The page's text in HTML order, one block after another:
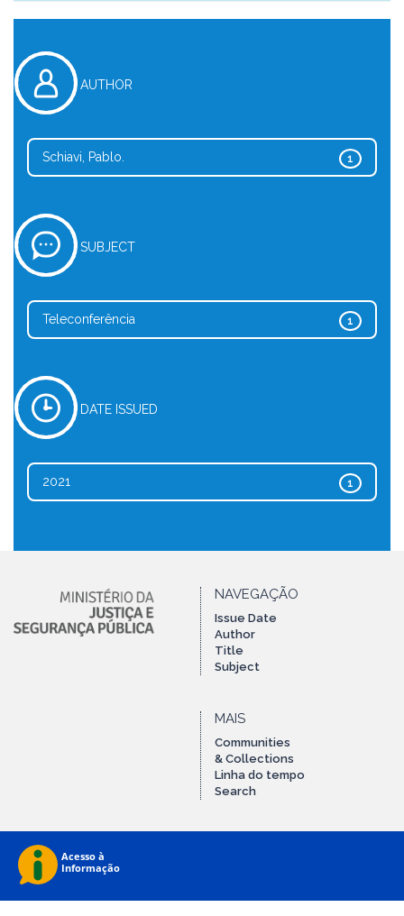
AUTHOR
1
Schiavi, Pablo.
SUBJECT
1
Teleconferência
DATE ISSUED
1
2021
NAVEGAÇÃO
Issue Date
Author
Title
Subject
MAIS
Communities
& Collections
Linha do tempo
Search